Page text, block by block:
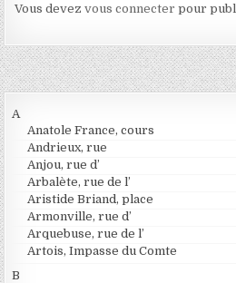
Vous devezvous connecter pour
A
Anatole France, cours
Andrieux, rue
Anjou, rue d’
Arbalète, rue de l’
Aristide Briand, place
Armonville, rue d’
Arquebuse, rue de l’
Artois, Impasse du Comte
B